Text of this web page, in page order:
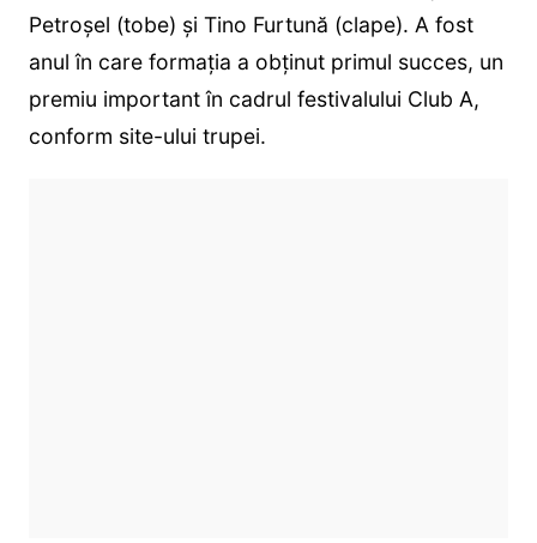
Petroşel (tobe) şi Tino Furtună (clape). A fost
anul în care formația a obținut primul succes, un
premiu important în cadrul festivalului Club A,
conform site-ului trupei.